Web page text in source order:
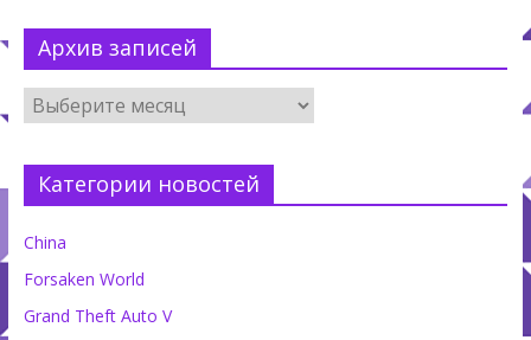
Архив записей
Категории новостей
China
Forsaken World
Grand Theft Auto V